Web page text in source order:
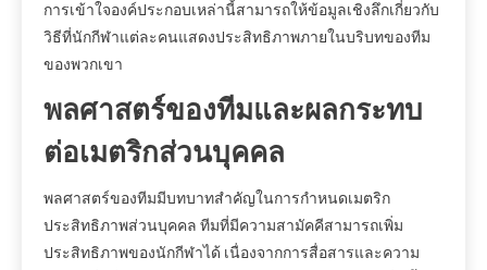
การเข้าใจองค์ประกอบเหล่านี้สามารถให้ข้อมูลเชิงลึกเกี่ยวกับ
วิธีที่นักกีฬาแต่ละคนแสดงประสิทธิภาพภายในบริบทของทีม
ของพวกเขา
พลศาสตร์ของทีมและผลกระทบ
ต่อเมตริกส่วนบุคคล
พลศาสตร์ของทีมมีบทบาทสำคัญในการกำหนดเมตริก
ประสิทธิภาพส่วนบุคคล ทีมที่มีความสามัคคีสามารถเพิ่ม
ประสิทธิภาพของนักกีฬาได้ เนื่องจากการสื่อสารและความ